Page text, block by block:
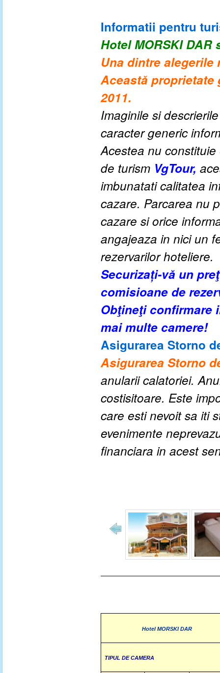
Informatii pentru
Hotel MORSKI DAR
Una dintre alegerile
Această proprietate
2011.
Imaginile si
caracter generic
Acestea nu
de turism VgTour,
imbunatati calitatea
cazare. Parcarea nu
cazare si orice
angajeaza in nici un
rezervarilor hoteliere.
Securizați-vă un
comisioane de
Obţineţi confirmare
mai multe camere!
Asigurarea Storno
Asigurarea Storno
anularii calatoriei.
costisitoare. Este
care esti nevoit sa iti
evenimente
financiara in acest
Hotel MORSKI DAR
TIPUL DE CAMERA